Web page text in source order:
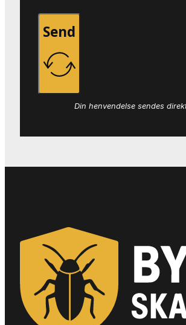
Send
Din henvendelse sendes